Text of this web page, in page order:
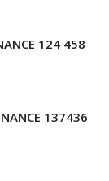
124 458
137436